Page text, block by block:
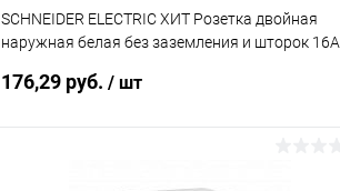
SCHNEIDER ELECTRIC ХИТ Розетка двойная
наружная белая без заземления и шторок 16А
176,29 руб. / шт